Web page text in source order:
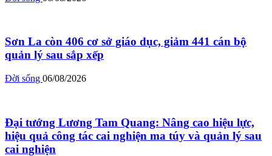
Sơn La còn 406 cơ sở giáo dục, giảm 441 cán bộ
quản lý sau sắp xếp
Đời sống 06/08/2026
Đại tướng Lương Tam Quang: Nâng cao hiệu lực,
hiệu quả công tác cai nghiện ma túy và quản lý sau
cai nghiện